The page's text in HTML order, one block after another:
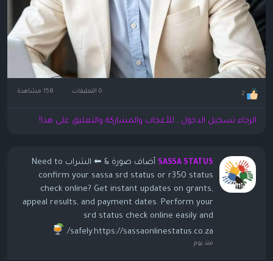
2 0 التعليقات
الرجاء تسجيل الدخول , للأعجاب والمشاركة والتعليق على هذا!
SASSA STATUS أضاف صورة
& ⬅ الشراب Need to
confirm your sassa srd status or r350 status
check online? Get instant updates on grants,
appeal results, and payment dates. Perform your
srd status check online easily and
safely.https://sassaonlinestatus.co.za/
منذ يوم